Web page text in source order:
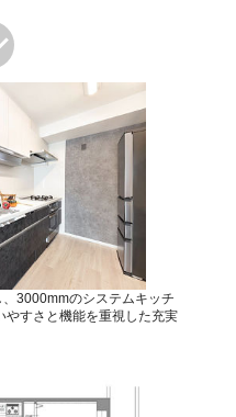
3000mmのシステムキッチ
やすさと機能を重視した充実